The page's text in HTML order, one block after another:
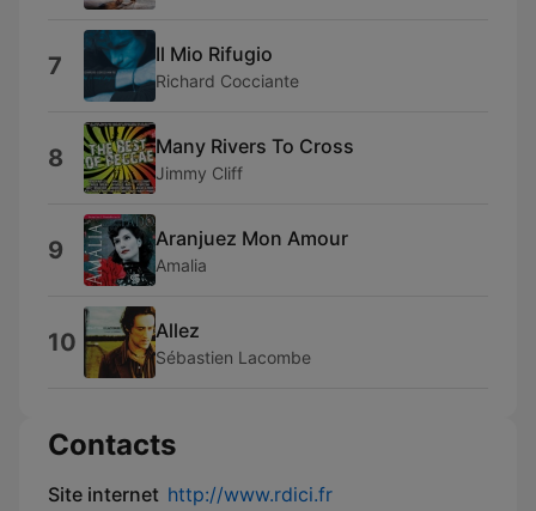
7 Il Mio Rifugio
Richard Cocciante
8 Many Rivers To Cross
Jimmy Cliff
9 Aranjuez Mon Amour
Amalia
10 Allez
Sébastien Lacombe
Contacts
Site internet http://www.rdici.fr